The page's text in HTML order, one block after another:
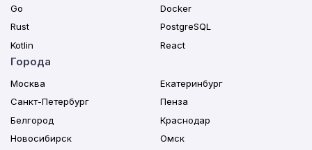
Go
Rust
Kotlin
Docker
PostgreSQL
React
Города
Москва
Санкт-Петербург
Белгород
Новосибирск
Екатеринбург
Пенза
Краснодар
Омск